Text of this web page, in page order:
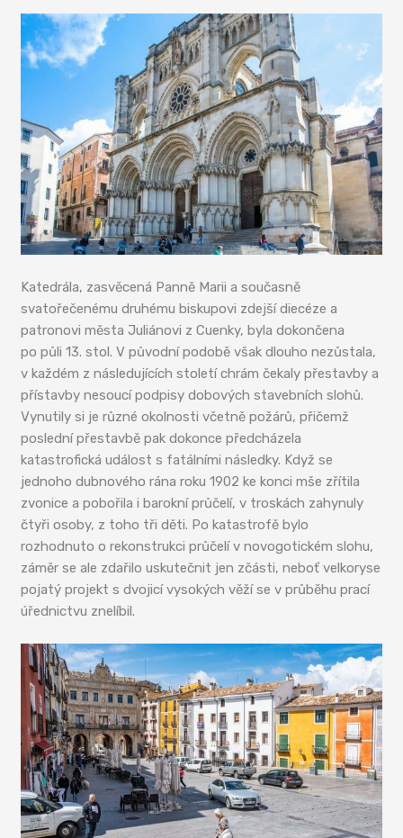
Katedrála, zasvěcená Panně Marii a současně
svatořečenému druhému biskupovi zdejší diecéze a
patronovi města Juliánovi z Cuenky, byla dokončena
po půli 13. stol. V původní podobě však dlouho nezůstala,
v každém z následujících století chrám čekaly přestavby a
přístavby nesoucí podpisy dobových stavebních slohů.
Vynutily si je různé okolnosti včetně požárů, přičemž
poslední přestavbě pak dokonce předcházela
katastrofická událost s fatálními následky. Když se
jednoho dubnového rána roku 1902 ke konci mše zřítila
zvonice a pobořila i barokní průčelí, v troskách zahynuly
čtyři osoby, z toho tři děti. Po katastrofě bylo
rozhodnuto o rekonstrukci průčelí v novogotickém slohu,
záměr se ale zdařilo uskutečnit jen zčásti, neboť velkoryse
pojatý projekt s dvojicí vysokých věží se v průběhu prací
úřednictvu znelíbil.